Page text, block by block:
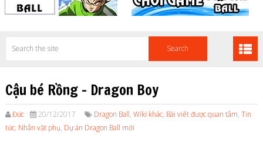
Cậu bé Rồng – Dragon Boy
Đức 20/12/2017 Dragon Ball, Wiki khác, Bài viết được quan tâm, Tin
tức, Nhân vật phụ, Dự án Dragon Ball mới